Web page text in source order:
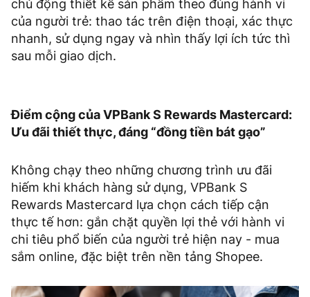
chủ động thiết kế sản phẩm theo đúng hành vi
của người trẻ: thao tác trên điện thoại, xác thực
nhanh, sử dụng ngay và nhìn thấy lợi ích tức thì
sau mỗi giao dịch.
Điểm cộng của VPBank S Rewards Mastercard:
Ưu đãi thiết thực, đáng “đồng tiền bát gạo”
Không chạy theo những chương trình ưu đãi
hiếm khi khách hàng sử dụng, VPBank S
Rewards Mastercard lựa chọn cách tiếp cận
thực tế hơn: gắn chặt quyền lợi thẻ với hành vi
chi tiêu phổ biến của người trẻ hiện nay - mua
sắm online, đặc biệt trên nền tảng Shopee.